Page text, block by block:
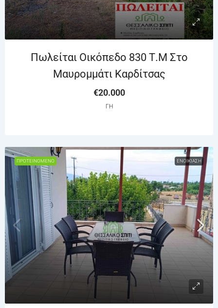
Πωλείται Οικόπεδο 830 Τ.μ Στο
Μαυρομμάτι Καρδίτσας
€20.000
ΓΗ
ΠΡΟΤΕΙΝΌΜΕΝΟ ΕΝΟΙΚΊΑΣΗ